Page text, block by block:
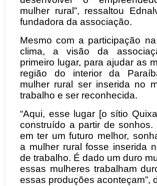
mulher rural”, ressaltou
fundadora da associação.
Mesmo com a participação
clima, a visão da
primeiro lugar, para ajudar as
região do interior da
mulher rural ser inserida no
trabalho e ser reconhecida.
“Aqui, esse lugar [o sítio
construído a partir de sonhos.
em ter um futuro melhor,
a mulher rural fosse inserida
de trabalho. É dado um duro
essas mulheres trabalham
essas produções aconteçam”,